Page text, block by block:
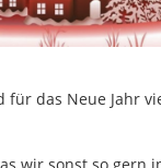
für das Neue Jahr
wir sonst so gern